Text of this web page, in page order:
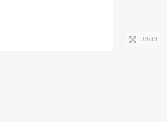
Udvid